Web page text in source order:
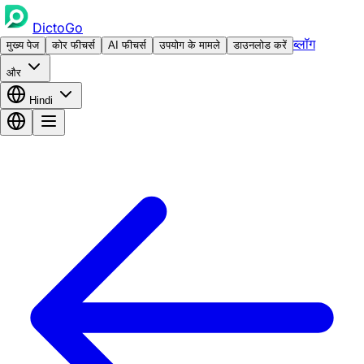
DictoGo
मुख्य पेज कोर फीचर्स AI फीचर्स उपयोग के मामले डाउनलोड करें ब्लॉग
और
Hindi